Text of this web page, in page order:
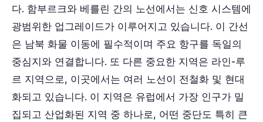
다. 함부르크와 베를린 간의 노선에서는 신호 시스템에
광범위한 업그레이드가 이루어지고 있습니다. 이 간선
은 남북 화물 이동에 필수적이며 주요 항구를 독일의
중심지와 연결합니다. 또 다른 중요한 지역은 라인-루
르 지역으로, 이곳에서는 여러 노선이 전철화 및 현대
화되고 있습니다. 이 지역은 유럽에서 가장 인구가 밀
집되고 산업화된 지역 중 하나로, 어떤 중단도 특히 큰